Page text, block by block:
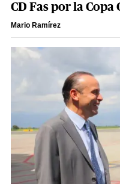
CD Fas por la
Mario Ramírez